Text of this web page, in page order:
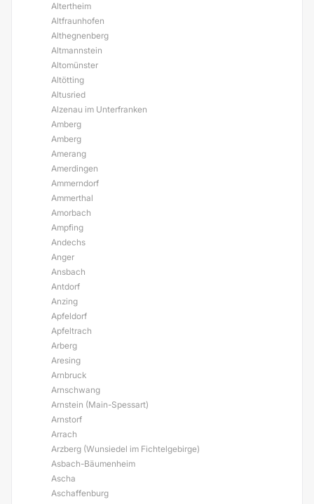
Altertheim
Altfraunhofen
Althegnenberg
Altmannstein
Altomünster
Altötting
Altusried
Alzenau im Unterfranken
Amberg
Amberg
Amerang
Amerdingen
Ammerndorf
Ammerthal
Amorbach
Ampfing
Andechs
Anger
Ansbach
Antdorf
Anzing
Apfeldorf
Apfeltrach
Arberg
Aresing
Arnbruck
Arnschwang
Arnstein (Main-Spessart)
Arnstorf
Arrach
Arzberg (Wunsiedel im Fichtelgebirge)
Asbach-Bäumenheim
Ascha
Aschaffenburg